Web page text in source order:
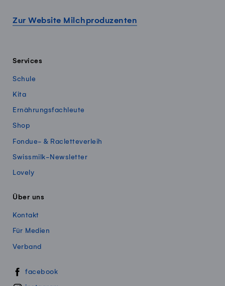
Zur Website Milchproduzenten
Services
Schule
Kita
Ernährungsfachleute
Shop
Fondue- & Racletteverleih
Swissmilk-Newsletter
Lovely
Über uns
Kontakt
Für Medien
Verband
Swissmillk auf Social Media
facebook